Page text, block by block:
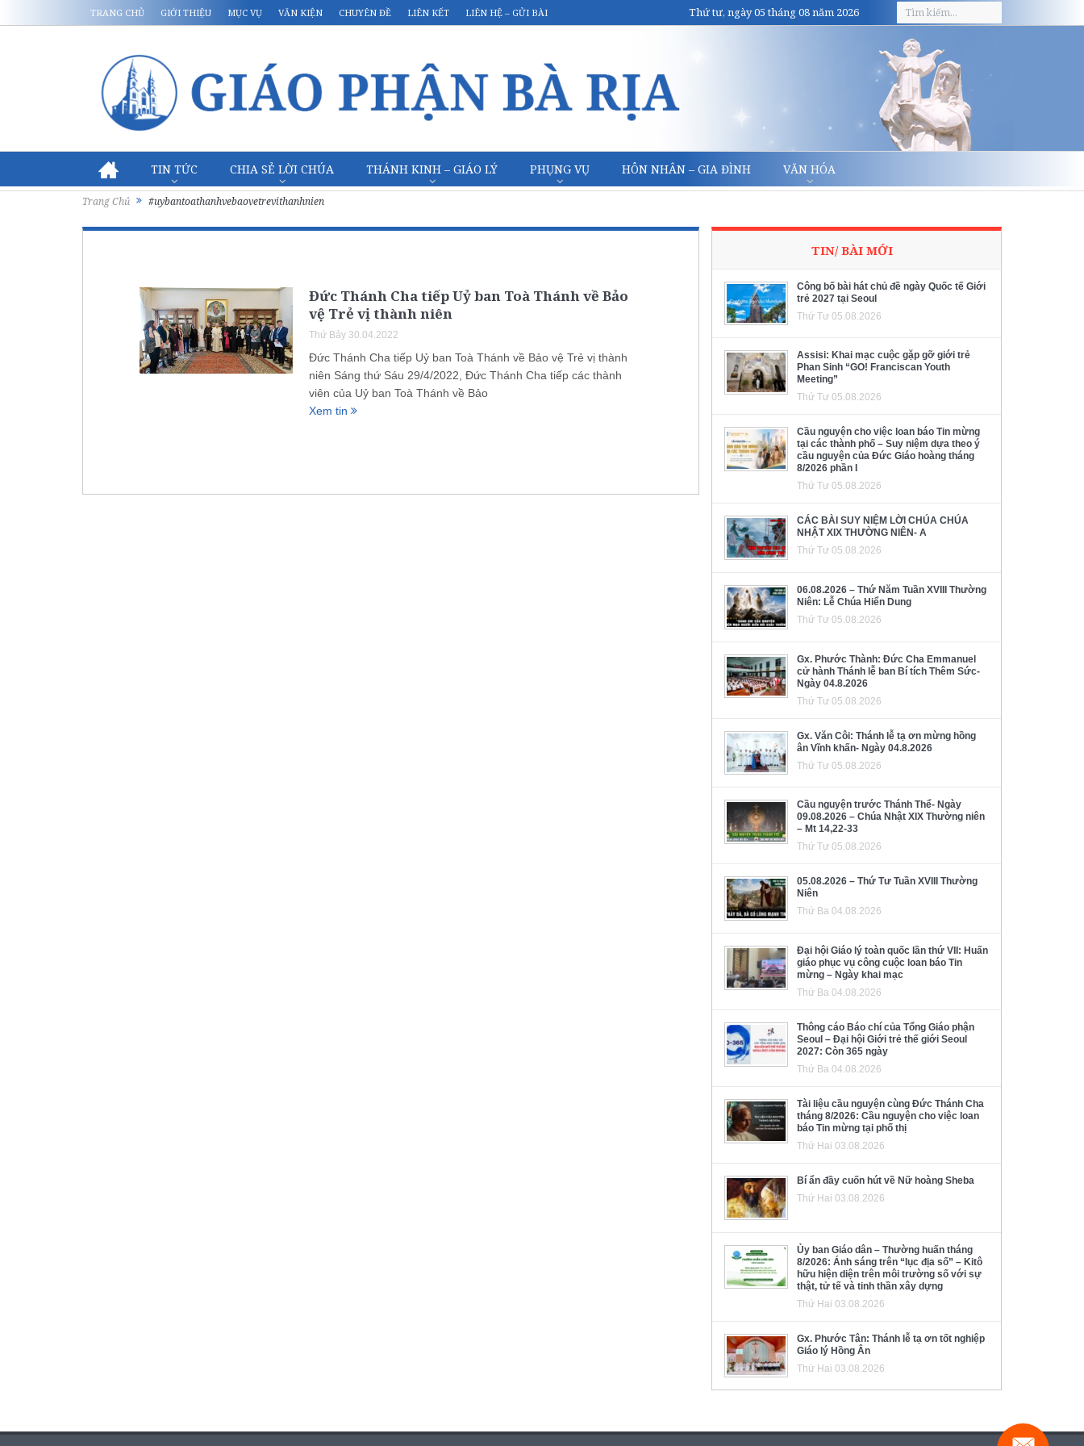
TRANG CHỦ GIỚI THIỆU MỤC VỤ VĂN KIỆN CHUYÊN ĐỀ LIÊN KẾT LIÊN HỆ – GỬI BÀI Thứ tư, ngày 05 tháng 08 năm 2026
TIN TỨC CHIA SẺ LỜI CHÚA THÁNH KINH – GIÁO LÝ PHỤNG VỤ HÔN NHÂN – GIA ĐÌNH VĂN HÓA
Trang Chủ #uybantoathanhvebaovetrevithanhnien
Đức Thánh Cha tiếp Uỷ ban Toà Thánh về Bảo
vệ Trẻ vị thành niên
Thứ Bảy 30.04.2022
Đức Thánh Cha tiếp Uỷ ban Toà Thánh về Bảo vệ Trẻ vị thành
niên Sáng thứ Sáu 29/4/2022, Đức Thánh Cha tiếp các thành
viên của Uỷ ban Toà Thánh về Bảo
Xem tin
TIN/ BÀI MỚI
Công bố bài hát chủ đề ngày Quốc tế Giới
trẻ 2027 tại Seoul
Thứ Tư 05.08.2026
Assisi: Khai mạc cuộc gặp gỡ giới trẻ
Phan Sinh “GO! Franciscan Youth
Meeting”
Thứ Tư 05.08.2026
Cầu nguyện cho việc loan báo Tin mừng
tại các thành phố – Suy niệm dựa theo ý
cầu nguyện của Đức Giáo hoàng tháng
8/2026 phần I
Thứ Tư 05.08.2026
CÁC BÀI SUY NIỆM LỜI CHÚA CHÚA
NHẬT XIX THƯỜNG NIÊN- A
Thứ Tư 05.08.2026
06.08.2026 – Thứ Năm Tuần XVIII Thường
Niên: Lễ Chúa Hiển Dung
Thứ Tư 05.08.2026
Gx. Phước Thành: Đức Cha Emmanuel
cử hành Thánh lễ ban Bí tích Thêm Sức-
Ngày 04.8.2026
Thứ Tư 05.08.2026
Gx. Văn Côi: Thánh lễ tạ ơn mừng hồng
ân Vĩnh khấn- Ngày 04.8.2026
Thứ Tư 05.08.2026
Cầu nguyện trước Thánh Thể- Ngày
09.08.2026 – Chúa Nhật XIX Thường niên
– Mt 14,22-33
Thứ Tư 05.08.2026
05.08.2026 – Thứ Tư Tuần XVIII Thường
Niên
Thứ Ba 04.08.2026
Đại hội Giáo lý toàn quốc lần thứ VII: Huấn
giáo phục vụ công cuộc loan báo Tin
mừng – Ngày khai mạc
Thứ Ba 04.08.2026
Thông cáo Báo chí của Tổng Giáo phận
Seoul – Đại hội Giới trẻ thế giới Seoul
2027: Còn 365 ngày
Thứ Ba 04.08.2026
Tài liệu cầu nguyện cùng Đức Thánh Cha
tháng 8/2026: Cầu nguyện cho việc loan
báo Tin mừng tại phố thị
Thứ Hai 03.08.2026
Bí ẩn đầy cuốn hút về Nữ hoàng Sheba
Thứ Hai 03.08.2026
Ủy ban Giáo dân – Thường huấn tháng
8/2026: Ánh sáng trên “lục địa số” – Kitô
hữu hiện diện trên môi trường số với sự
thật, tử tế và tinh thần xây dựng
Thứ Hai 03.08.2026
Gx. Phước Tân: Thánh lễ tạ ơn tốt nghiệp
Giáo lý Hồng Ân
Thứ Hai 03.08.2026